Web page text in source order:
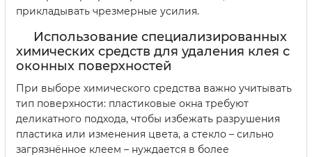
прикладывать чрезмерные усилия.
Использование специализированных
химических средств для удаления клея с
оконных поверхностей
При выборе химического средства важно учитывать
тип поверхности: пластиковые окна требуют
деликатного подхода, чтобы избежать разрушения
пластика или изменения цвета, а стекло – сильно
загрязнённое клеем – нуждается в более